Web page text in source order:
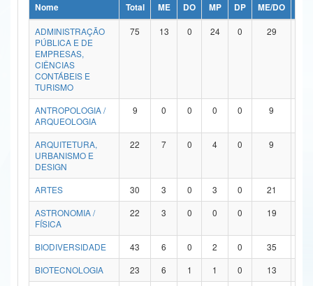
Ministério da Ciência, Tecnologia, Inovações e Comunicações
Ministério do Meio Ambiente
Ministério do Turismo
Ministério do Desenvolvimento Regional
Controladoria-Geral da União
Ministério da Mulher, da Família e dos Direitos Humanos
Secretaria de Governo
Advocacia-Geral da União
Nome Total ME DO MP DP ME/DO
ADMINISTRAÇÃO
PÚBLICA E DE
EMPRESAS,
CIÊNCIAS
CONTÁBEIS E
TURISMO
75 13 0 24 0 29
ANTROPOLOGIA /
ARQUEOLOGIA
9 0 0 0 0 9
ARQUITETURA,
URBANISMO E
DESIGN
22 7 0 4 0 9
ARTES 30 3 0 3 0 21
ASTRONOMIA /
FÍSICA
22 3 0 0 0 19
BIODIVERSIDADE 43 6 0 2 0 35
BIOTECNOLOGIA
23 6 1 1 0 13